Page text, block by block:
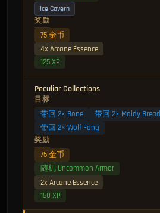
Ice Cavern
奖励
75 金币
4x Arcane Essence
125 XP
Peculiar Collections
目标
带回 2× Bone
带回 2× Moldy Bread
带回 2× Wolf Fang
奖励
75 金币
随机 Uncommon Armor
2x Arcane Essence
150 XP